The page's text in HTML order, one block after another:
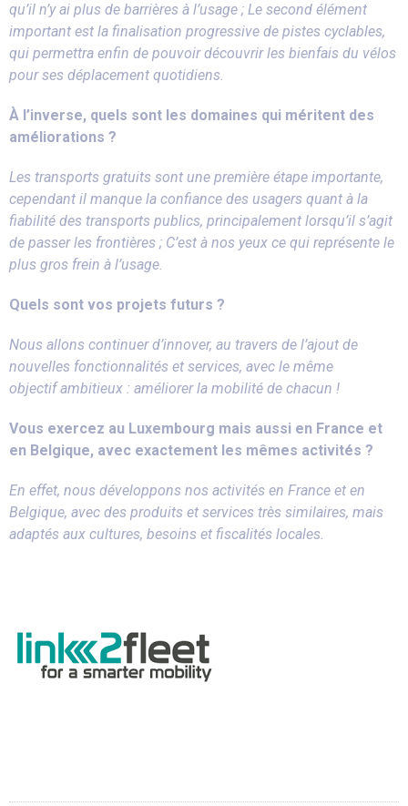
qu’il n’y ai plus de barrières à l’usage ; Le second élément
important est la finalisation progressive de pistes cyclables,
qui permettra enfin de pouvoir découvrir les bienfais du vélos
pour ses déplacement quotidiens.
À l’inverse, quels sont les domaines qui méritent des
améliorations ?
Les transports gratuits sont une première étape importante,
cependant il manque la confiance des usagers quant à la
fiabilité des transports publics, principalement lorsqu’il s’agit
de passer les frontières ; C’est à nos yeux ce qui représente le
plus gros frein à l’usage.
Quels sont vos projets futurs ?
Nous allons continuer d’innover, au travers de l’ajout de
nouvelles fonctionnalités et services, avec le même
objectif ambitieux : améliorer la mobilité de chacun !
Vous exercez au Luxembourg mais aussi en France et
en Belgique, avec exactement les mêmes activités ?
En effet, nous développons nos activités en France et en
Belgique, avec des produits et services très similaires, mais
adaptés aux cultures, besoins et fiscalités locales.